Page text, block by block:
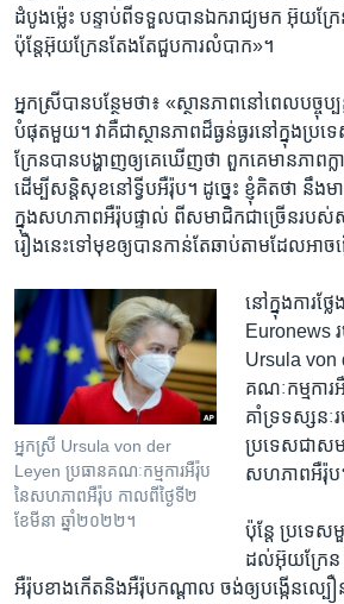
ដំបូង​ម្ល៉េះ បន្ទាប់ពី​ទទួល​បាន​ឯករាជ្យ​មក អ៊ុយក្រ
ប៉ុន្តែ​អ៊ុយក្រែន​តែងតែ​ជួប​ការ​លំបាក»។
អ្នកស្រី​បាន​បន្ថែម​ថា៖ «ស្ថានភាព​នៅ​ពេល​បច្ចុប្
បំផុត​មួយ។ វា​គឺជា​ស្ថានភាព​ដ៏​ធ្ងន់ធ្ងរ​នៅ​ក្នុង​ប្
ក្រែន​បាន​បង្ហាញ​ឲ្យ​គេ​ឃើញ​ថា ពួកគេ​មាន​ភាព​ក្
ដើម្បី​សន្តិសុខ​នៅ​ទ្វីប​អឺរ៉ុប។ ដូច្នេះ ខ្ញុំ​គិត​ថា នឹង​មា
ក្នុង​សហភាព​អឺរ៉ុប​ផ្ទាល់ ពី​សមាជិក​ជាច្រើន​រប
រឿង​នេះ​ទៅ​មុខ​ឲ្យ​បាន​កាន់តែ​ឆាប់​តាម​ដែល​អាច​ធ្
អ្នកស្រី Ursula von der
Leyen ប្រធាន​គណៈកម្មការ​អឺរ៉ុប​
នៃ​សហភាព​អឺរ៉ុប​ កាល​ពី​ថ្ងៃ​ទី​២
ខែ​មីនា​ ឆ្នាំ​២០២២។
នៅក្នុង​ការ​ថ្ល
Euronews
Ursula von
គណៈកម្មកា
គាំទ្រ​ទស្សនៈ​
ប្រទេស​ជា​ស
សហភាព​អឺរ៉ុប
ប៉ុន្តែ ប្រទេស​
ដល់​អ៊ុយក្រែន
អឺរ៉ុប​ខាងកើត​និង​អឺរ៉ុប​កណ្ដាល ចង់​ឲ្យ​បង្កើន​ល្ប